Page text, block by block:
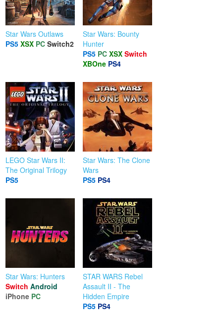
Star Wars Outlaws
PS5 XSX PC Switch2
Star Wars: Bounty
Hunter
PS5 PC XSX Switch
XBOne PS4
LEGO Star Wars II:
The Original Trilogy
PS5
Star Wars: The Clone
Wars
PS5 PS4
Star Wars: Hunters
Switch Android
iPhone PC
STAR WARS Rebel
Assault II - The
Hidden Empire
PS5 PS4